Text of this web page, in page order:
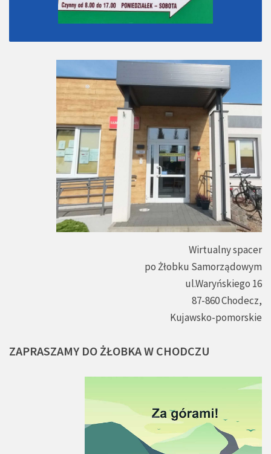
Wirtualny spacer
po Żłobku Samorządowym
ul.Waryńskiego 16
87-860 Chodecz,
Kujawsko-pomorskie
ZAPRASZAMY DO ŻŁOBKAW CHODCZU